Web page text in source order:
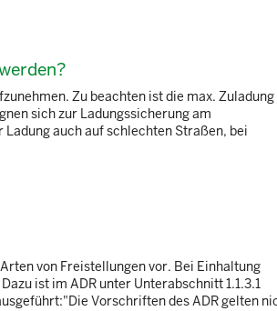
Zu beachten ist die max. Zuladung
sich zur Ladungssicherung am
auch auf schlechten Straßen, bei
von Freistellungen vor. Bei Einhaltung
ist im ADR unter Unterabschnitt 1.1.3.1
Vorschriften des ADR gelten